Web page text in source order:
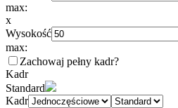
max:
x
Wysokość
max:
Zachowaj pełny kadr?
Kadr
Standard
Kadr